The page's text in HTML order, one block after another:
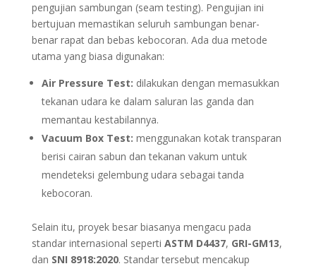
pengujian sambungan (seam testing). Pengujian ini
bertujuan memastikan seluruh sambungan benar-
benar rapat dan bebas kebocoran. Ada dua metode
utama yang biasa digunakan:
Air Pressure Test: dilakukan dengan memasukkan
tekanan udara ke dalam saluran las ganda dan
memantau kestabilannya.
Vacuum Box Test: menggunakan kotak transparan
berisi cairan sabun dan tekanan vakum untuk
mendeteksi gelembung udara sebagai tanda
kebocoran.
Selain itu, proyek besar biasanya mengacu pada
standar internasional seperti ASTM D4437, GRI-GM13,
dan SNI 8918:2020. Standar tersebut mencakup